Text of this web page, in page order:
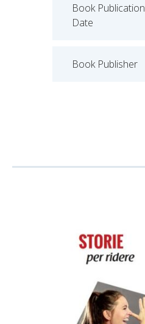
Book Publication
Date
Book Publisher